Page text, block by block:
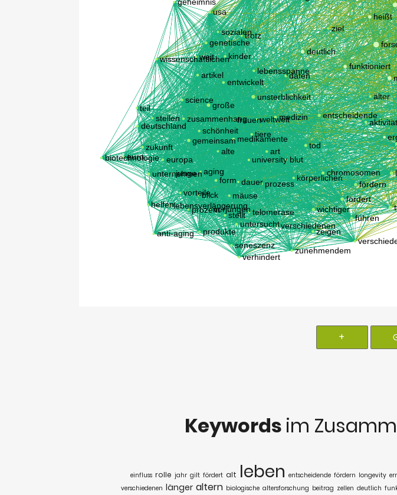
+
Keywords im
einfluss rolle jahr gilt fördert alt leben entscheidende fördern longevity
verschiedenen länger altern biologische altersforschung beitrag zellen deutlich